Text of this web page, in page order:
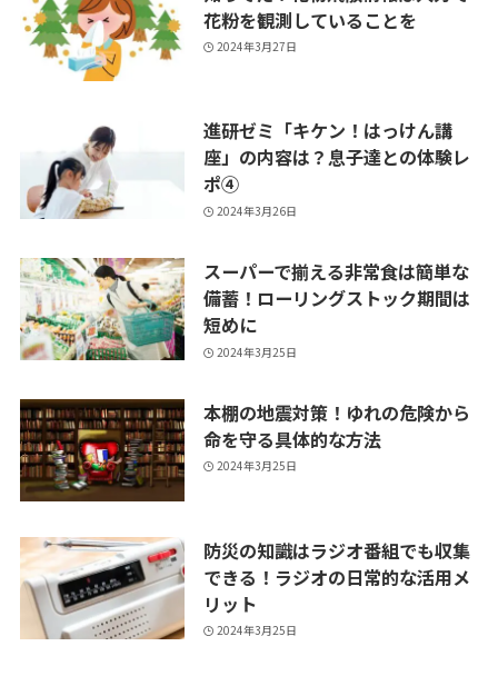
花粉を観測していることを
2024年3月27日
進研ゼミ「キケン！はっけん講
座」の内容は？息子達との体験レ
ポ④
2024年3月26日
スーパーで揃える非常食は簡単な
備蓄！ローリングストック期間は
短めに
2024年3月25日
本棚の地震対策！ゆれの危険から
命を守る具体的な方法
2024年3月25日
防災の知識はラジオ番組でも収集
できる！ラジオの日常的な活用メ
リット
2024年3月25日